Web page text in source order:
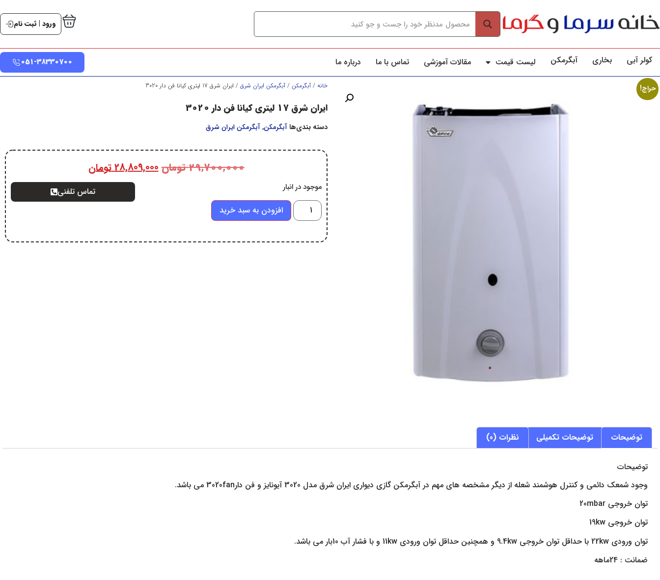
ورود | ثبت نام
کولر آبي بخاری آبگرمکن لیست قیمت مقالات آموزشی تماس با ما درباره ما 051-38330700
حراج! خانه / آبگرمكن / آبگرمكن ايران شرق / ایران شرق 17 لیتری کیانا فن دار 3020
ایران شرق 17 لیتری کیانا فن دار 3020
دسته بندی‌ها آبگرمكن,آبگرمكن ايران شرق
29,700,000تومان28,809,000تومان
موجود در انبار
افزودن به سبد خرید
تماس تلفنی
توضیحات توضیحات تکمیلی نظرات (0)
توضیحات
وجود شمعک دائمی و کنترل هوشمند شعله از دیگر مشخصه های مهم در آبگرمکن گازی دیواری ایران شرق مدل 3020 آیونایز و فن دار3020fan می باشد.
توان خروجی 20mbar
توان خروجی 19kw
توان ورودی 22kw با حداقل توان خروجی 9.4kw و همچنین حداقل توان ورودی 11kw و با فشار آب 10بار می باشد.
ضمانت : 24ماهه